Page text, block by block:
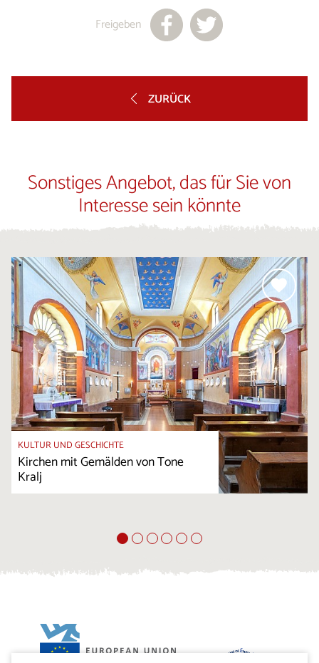
Freigeben
ZURÜCK
Sonstiges Angebot, das für Sie von
Interesse sein könnte
KULTUR UND GESCHICHTE
Kirchen mit Gemälden von Tone
Kralj